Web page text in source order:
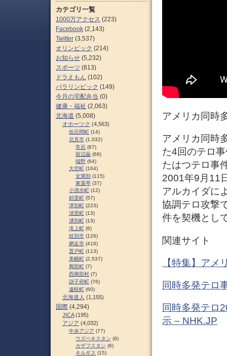
アメリカ同時
アメリカ同時
た4回のテロ
たはつテロ事
2001年9月11
アルカイダに
協調テロ攻撃
件を契機とし
関連サイト
【特集】ア
同時多発テロ
同時多発テロ
示 – NHK.JP
カテゴリ一覧
1000万アクセス (223)
Facebook (2,143)
Twitter (3,537)
オリンピック (214)
お知らせ (5,232)
スポーツ (813)
ドラえもん (102)
パラリンピック (149)
今月の宅配弁当 (0)
健康・福祉 (2,063)
北海道 (5,008)
オホーツク (4,563)
佐呂間町 (14)
北見市 (1,032)
常呂 (87)
留辺蘂 (68)
端野 (64)
大空町 (164)
女満別 (115)
東藻琴 (37)
小清水町 (12)
斜里町 (57)
津別町 (223)
清里町 (13)
湧別町 (13)
滝上町 (6)
紋別市 (126)
網走市 (416)
置戸町 (113)
美幌町 (2,537)
興部町 (7)
西興部村 (7)
訓子府町 (76)
遠軽町 (60)
北海道人 (1,155)
国際 (4,294)
JICA(195)
アジア (4,032)
中央アジア (77)
ウズベキスタン (9)
カザフスタン (6)
キルギス (15)